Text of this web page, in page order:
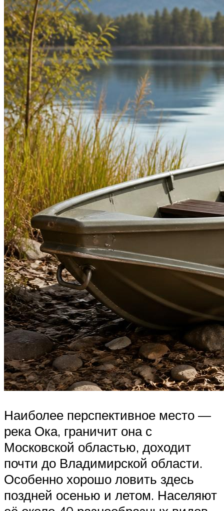
Наиболее перспективное место —
река Ока, граничит она с
Московской областью, доходит
почти до Владимирской области.
Особенно хорошо ловить здесь
поздней осенью и летом. Населяют